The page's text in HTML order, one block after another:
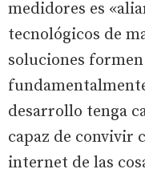
medidores es
tecnológicos de
soluciones
desarrollo tenga
capaz de convivir
internet de las